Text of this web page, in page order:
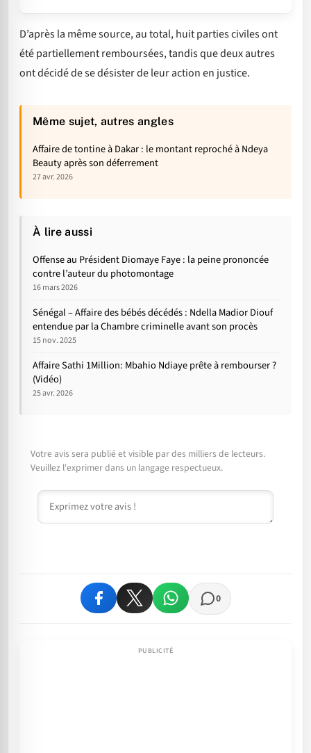
D’après la même source, au total, huit parties civiles ont
été partiellement remboursées, tandis que deux autres
ont décidé de se désister de leur action en justice.
Même sujet, autres angles
Affaire de tontine à Dakar : le montant reproché à Ndeya
Beauty après son déferrement
27 avr. 2026
À lire aussi
Offense au Président Diomaye Faye : la peine prononcée
contre l’auteur du photomontage
16 mars 2026
Sénégal – Affaire des bébés décédés : Ndella Madior Diouf
entendue par la Chambre criminelle avant son procès
15 nov. 2025
Affaire Sathi 1Million: Mbahio Ndiaye prête à rembourser ?
(Vidéo)
25 avr. 2026
Votre avis sera publié et visible par des milliers de lecteurs.
Veuillez l'exprimer dans un langage respectueux.
Commentaire
0